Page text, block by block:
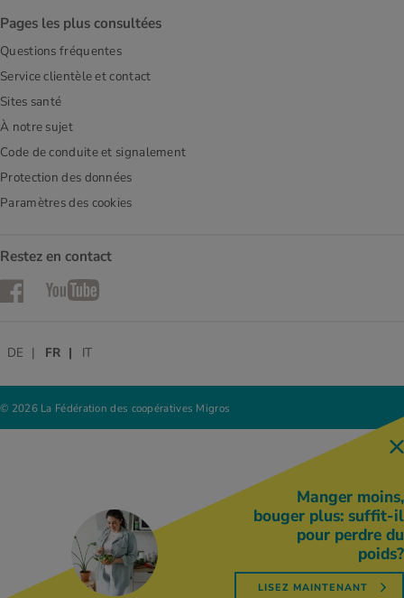
Pages les plus consultées
Questions fréquentes
Service clientèle et contact
Sites santé
À notre sujet
Code de conduite et signalement
Protection des données
Paramètres des cookies
Restez en contact
FacebookYouTube
© 2026 La Fédération des coopératives Migros
DE FR IT
Manger moins,
bouger plus: suffit-il
pour perdre du
poids?
LISEZ MAINTENANT